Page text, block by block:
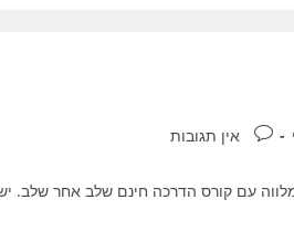
תגובות:אין תגובות
עם קורס הדרכה חינם שלב אחר שלב.